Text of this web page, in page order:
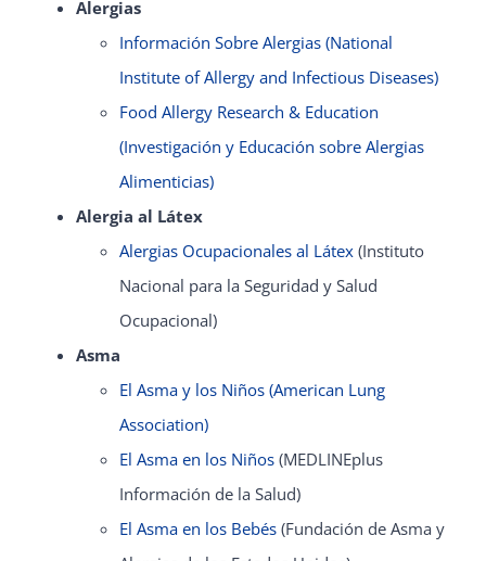
Alergias
Información Sobre Alergias (National
Institute of Allergy and Infectious Diseases)
Food Allergy Research & Education
(Investigación y Educación sobre Alergias
Alimenticias)
Alergia al Látex
Alergias Ocupacionales al Látex (Instituto
Nacional para la Seguridad y Salud
Ocupacional)
Asma
El Asma y los Niños (American Lung
Association)
El Asma en los Niños (MEDLINEplus
Información de la Salud)
El Asma en los Bebés (Fundación de Asma y